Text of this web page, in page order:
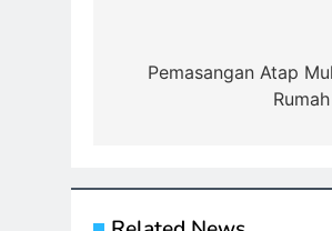
posPemasangan Atap